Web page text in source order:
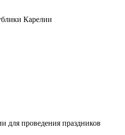
Карелии
для проведения праздников